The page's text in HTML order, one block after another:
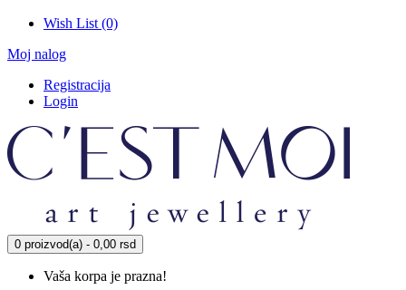
Wish List (0)
Moj nalog
Registracija
Login
0 proizvod(a) - 0,00 rsd
Vaša korpa je prazna!